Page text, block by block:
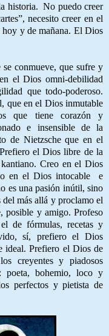
historia. No puedo creer
necesito creer en el
y de mañana. El Dios
conmueve, que sufre y
el Dios omni-debilidad
que todo-poderoso.
que en el Dios inmutable
que tiene corazón y
e insensible de la
de Nietzsche que en el
el Dios libre de la
Creo en el Dios
en el Dios intocable e
es una pasión inútil, sino
más allá y proclamo el
posible y amigo. Profeso
de fórmulas, recetas y
sí, prefiero el Dios
ideal. Prefiero el Dios de
creyentes y piadosos
poeta, bohemio, loco y
perfectos y pietista de